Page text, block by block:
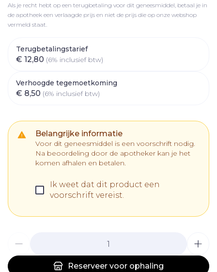
Als je recht hebt op een terugbetaling voor dit geneesmiddel, betaal je in
de apotheek een verlaagde prijs en niet de prijs die op onze webshop
vermeld staat.
Terugbetalingstarief
€ 12,80 (6% inclusief btw)
Verhoogde tegemoetkoming
€ 8,50 (6% inclusief btw)
Belangrijke informatie
Voor dit geneesmiddel is een voorschrift nodig.
Na beoordeling door de apotheker kan je het
komen afhalen en betalen.
Ik weet dat dit product een
voorschrift vereist.
Reserveer voor ophaling